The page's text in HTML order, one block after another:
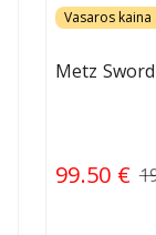
Vasaros
Metz
99.50 €